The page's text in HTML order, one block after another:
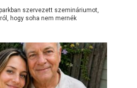
szervezett szemináriumot,
hogy soha nem mernék